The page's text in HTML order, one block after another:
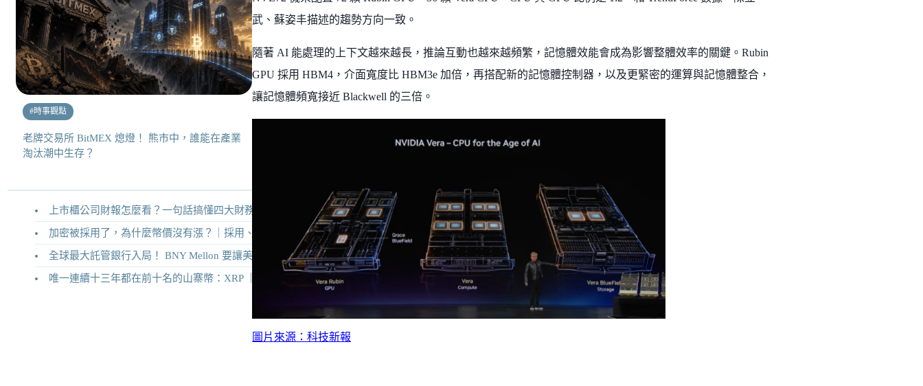
#時事觀點
老牌交易所 BitMEX 熄燈！ 熊市中，誰能在產業
淘汰潮中生存？
上市櫃公司財報怎麼看？一句話搞懂四大財務報表
加密被採用了，為什麼幣價沒有漲？｜採用、收入與代幣價值捕獲
全球最大託管銀行入局！ BNY Mellon 要讓美債交易 24/7 不打烊
唯一連續十三年都在前十名的山寨幣：XRP ｜Ripple 2026 介紹
武、蘇姿丰描述的趨勢方向一致。
隨著 AI 能處理的上下文越來越長，推論互動也越來越頻繁，記憶體效能會成為影響整體效率的關鍵。Rubin
GPU 採用 HBM4，介面寬度比 HBM3e 加倍，再搭配新的記憶體控制器，以及更緊密的運算與記憶體整合，
讓記憶體頻寬接近 Blackwell 的三倍。
圖片來源：科技新報